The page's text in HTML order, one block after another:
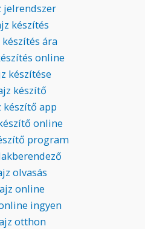
jelrendszer
készítés
ára
online
készítése
készítő
készítő app
online
program
olvasás
online
ingyen
otthon